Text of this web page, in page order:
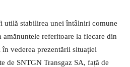
utilă stabilirea unei întâlniri comune
amănuntele referitoare la flecare din
vederea prezentării situației
de SNTGN Transgaz SA, față de